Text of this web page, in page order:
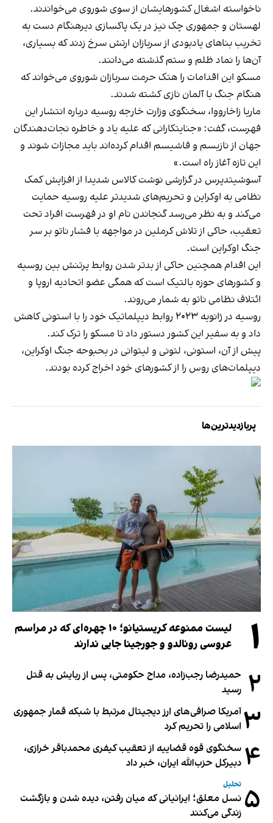
ناخواسته اشغال کشورهایشان از سوی شوروی می‌خواندند.
لهستان و جمهوری چک نیز در یک پاکسازی دیرهنگام دست به
تخریب بناهای یادبودی از سربازان ارتش سرخ زدند که بسیاری،
آن‌ها را نماد ظلم و ستم گذشته می‌دانند.
مسکو این اقدامات را هتک حرمت سربازان شوروی می‌خواند که
هنگام جنگ با آلمان نازی کشته شدند.
ماریا زاخارووا، سخنگوی وزارت خارجه روسیه درباره انتشار این
فهرست، گفت: «جنایتکارانی که علیه یاد و خاطره نجات‌دهندگان
جهان از نازیسم و فاشیسم اقدام کرده‌اند باید مجازات شوند و
این تازه آغاز راه است.»
آسوشیتدپرس در گزارشی نوشتکالاس شدیدا از افزایش کمک
نظامی به اوکراین و تحریم‌های شدیدتر علیه روسیه حمایت
می‌کند و به نظر می‌رسد گنجاندن نام او در فهرست افراد تحت
تعقیب، حاکی از تلاش کرملین در مواجهه با فشار ناتو بر سر
جنگ اوکراین است.
این اقدام همچنین حاکی از بدتر شدن روابط پرتنش بین روسیه
و کشورهای حوزه بالتیک است که همگی عضو اتحادیه اروپا و
ائتلاف نظامی ناتو به شمار می‌روند.
روسیه در ژانویه ۲۰۲۳ روابط دیپلماتیک خود را با استونی کاهش
داد و به سفیر این کشور دستور داد تا مسکو را ترک کند.
پیش از آن، استونی، لتونی و لیتوانی در بحبوحه جنگ اوکراین،
دیپلمات‌های روس را از کشورهای خود اخراج کرده بودند.
پربازدیدترین‌ها
۱
لیست ممنوعه کریستیانو؛ ۱۰ چهره‌ای که در مراسم
عروسی رونالدو و جورجینا جایی ندارند
۲ حمیدرضا رجب‌زاده، مداح حکومتی، پس از ربایش به قتل
رسید
۳آمریکا صرافی‌های ارز دیجیتال مرتبط با شبکه قمار جمهوری
اسلامی را تحریم کرد
۴ سخنگوی قوه قضاییه از تعقیب کیفری محمدباقر خرازی،
دبیر‌کل حزب‌الله ایران، خبر داد
۵ تحلیل
نسل معلق؛ ایرانیانی که میان رفتن، دیده شدن و بازگشت
زندگی می‌کنند